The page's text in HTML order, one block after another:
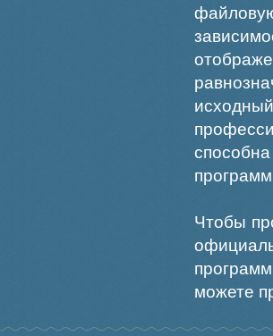
Чтобы
можете